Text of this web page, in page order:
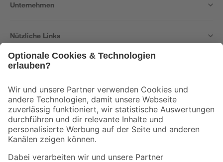
Unternehmen
Nützliche Links
Der toom Newsletter: Keine Angebote und Aktionen mehr verpassen!
Zur Newsletter Anmeldung
Folge uns